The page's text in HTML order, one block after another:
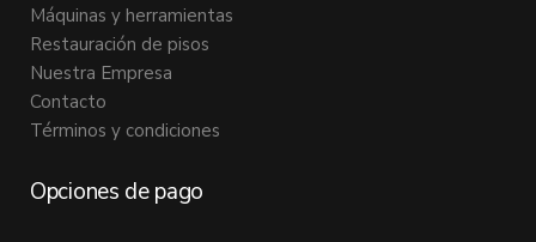
Máquinas y herramientas
Restauración de pisos
Nuestra Empresa
Contacto
Términos y condiciones
Opciones de pago